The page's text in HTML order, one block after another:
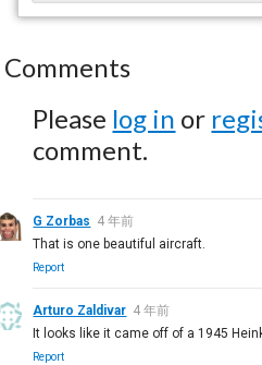
Comments
Please log in or
comment.
G Zorbas 4 年前
That is one beautiful aircraft.
Report
Arturo Zaldivar 4 年前
It looks like it came off of a 1945
Report